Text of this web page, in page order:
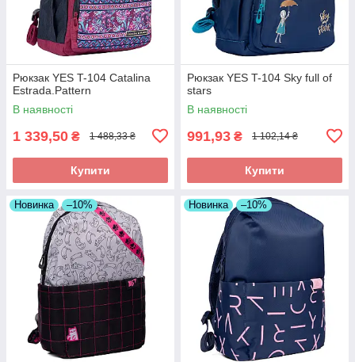
Рюкзак YES T-104 Catalina
Estrada.Pattern
В наявності
1 339,50 ₴ 1 488,33 ₴
Купити
Рюкзак YES T-104 Sky full of
stars
В наявності
991,93 ₴ 1 102,14 ₴
Купити
Новинка –10% Новинка –10%